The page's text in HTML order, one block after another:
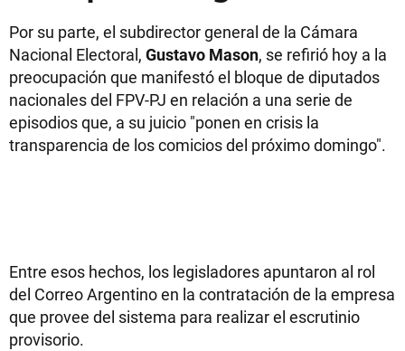
Por su parte, el subdirector general de la Cámara
Nacional Electoral, Gustavo Mason, se refirió hoy a la
preocupación que manifestó el bloque de diputados
nacionales del FPV-PJ en relación a una serie de
episodios que, a su juicio "ponen en crisis la
transparencia de los comicios del próximo domingo".
Entre esos hechos, los legisladores apuntaron al rol
del Correo Argentino en la contratación de la empresa
que provee del sistema para realizar el escrutinio
provisorio.